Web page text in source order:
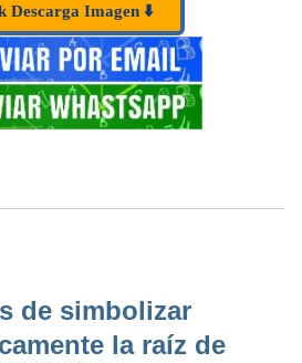
Descarga Imagen ⬇️
de simbolizar
la raíz de